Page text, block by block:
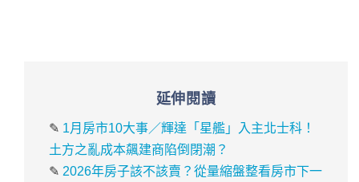
延伸閱讀
✎ 1月房市10大事／輝達「星艦」入主北士科！
土方之亂成本飆建商陷倒閉潮？
✎ 2026年房子該不該賣？從量縮盤整看房市下一